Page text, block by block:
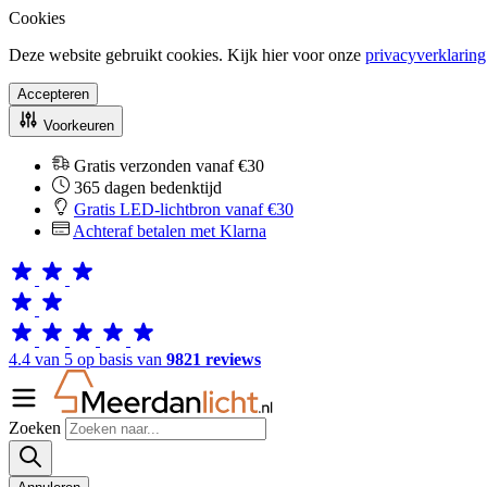
Cookies
Deze website gebruikt cookies. Kijk hier voor onze privacyverklaring
Accepteren
Voorkeuren
Gratis verzonden vanaf €30
365 dagen bedenktijd
Gratis LED-lichtbron vanaf €30
Achteraf betalen met Klarna
4.4 van 5 op basis van 9821 reviews
Zoeken